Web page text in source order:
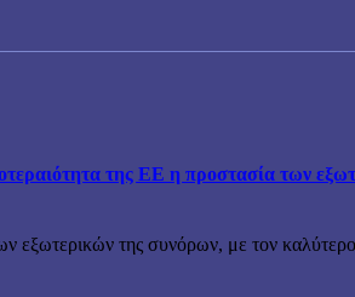
της ΕΕ η προστασία των
εξωτερικών της συνόρων, με τον